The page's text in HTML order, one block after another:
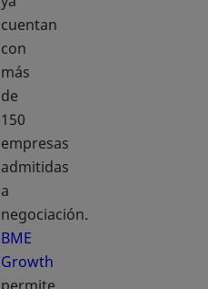
cuentan
con
más
de
150
empresas
admitidas
a
negociación.
BME
Growth